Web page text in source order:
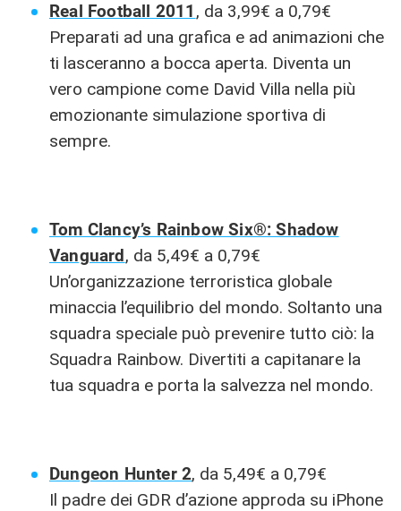
Real Football 2011 , da 3,99€ a 0,79€
Preparati ad una grafica e ad animazioni che
ti lasceranno a bocca aperta. Diventa un
vero campione come David Villa nella più
emozionante simulazione sportiva di
sempre.
Tom Clancy’s Rainbow Six®: Shadow
Vanguard, da 5,49€ a 0,79€
Un’organizzazione terroristica globale
minaccia l’equilibrio del mondo. Soltanto una
squadra speciale può prevenire tutto ciò: la
Squadra Rainbow. Divertiti a capitanare la
tua squadra e porta la salvezza nel mondo.
Dungeon Hunter 2, da 5,49€ a 0,79€
Il padre dei GDR d’azione approda su iPhone